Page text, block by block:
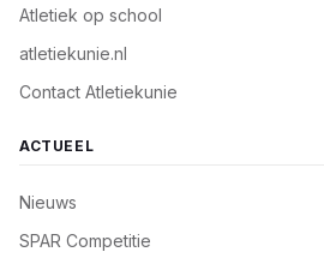
Atletiek op school
atletiekunie.nl
Contact Atletiekunie
ACTUEEL
Nieuws
SPAR Competitie